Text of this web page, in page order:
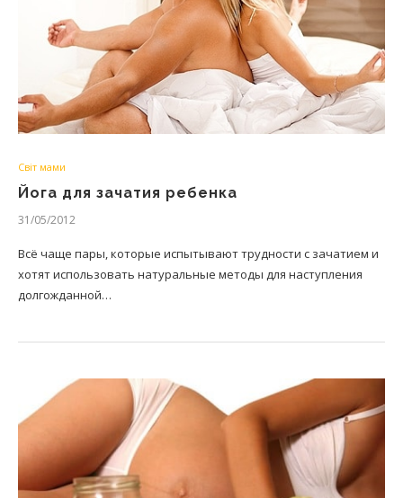
Світ мами
Йога для зачатия ребенка
31/05/2012
Всё чаще пары, которые испытывают трудности с зачатием и
хотят использовать натуральные методы для наступления
долгожданной…